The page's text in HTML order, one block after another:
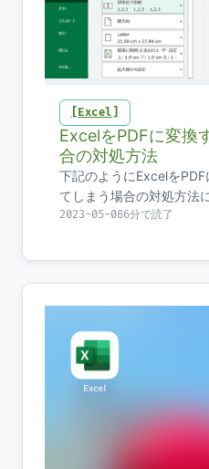
Excel
ExcelをPDFに変換
合の対処方法
下記のようにExcelを
てしまう場合の対処方法
2023-05-086分で読了